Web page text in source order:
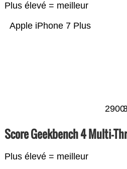
Plus élevé = meilleur
Apple iPhone 7 Plus
2900
Score Geekbench 4 Multi-
Plus élevé = meilleur